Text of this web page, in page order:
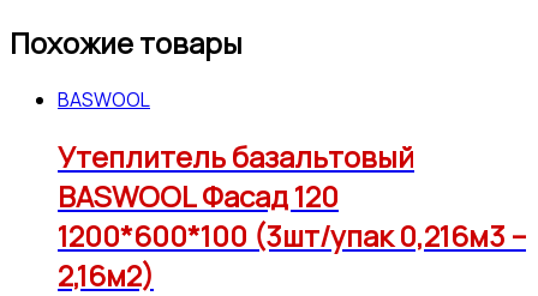
Похожие товары
BASWOOL
Утеплитель базальтовый
BASWOOL Фасад 120
1200*600*100 (3шт/упак 0,216м3 –
2,16м2)